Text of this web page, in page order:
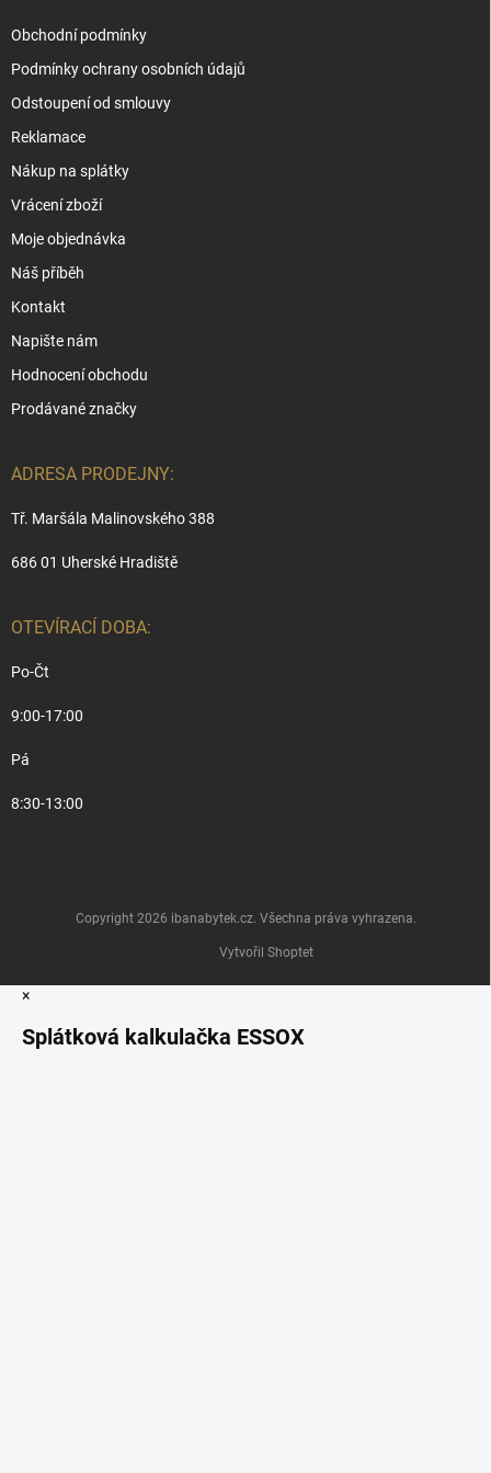
Obchodní podmínky
Podmínky ochrany osobních údajů
Odstoupení od smlouvy
Reklamace
Nákup na splátky
Vrácení zboží
Moje objednávka
Náš příběh
Kontakt
Napište nám
Hodnocení obchodu
Prodávané značky
ADRESA PRODEJNY:
Tř. Maršála Malinovského 388
686 01 Uherské Hradiště
OTEVÍRACÍ DOBA:
Po-Čt
9:00-17:00
Pá
8:30-13:00
Vytvořil Shoptet
Copyright 2026 ibanabytek.cz. Všechna práva vyhrazena.
×
Splátková kalkulačka ESSOX